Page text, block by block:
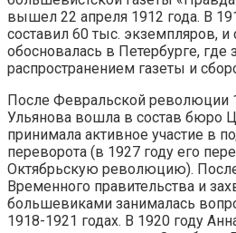
вышел 22 апреля 1912 года. В
составил 60 тыс. экземпляров, и
обосновалась в Петербурге, где
распространением газеты и
После Февральской революции
Ульянова вошла в состав бюро
принимала активное участие в
переворота (в 1927 году его
Октябрьскую революцию).
Временного правительства и
большевиками занималась
1918-1921 годах. В 1920 году